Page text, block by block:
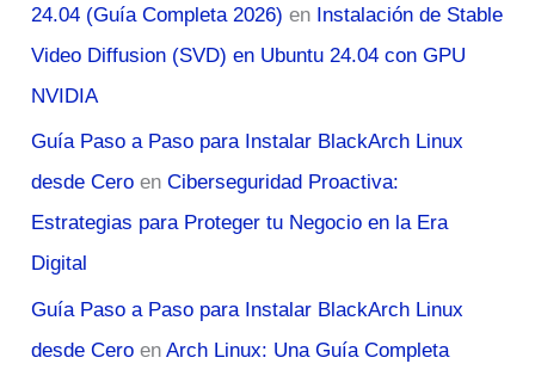
24.04 (Guía Completa 2026) en Instalación de Stable
Video Diffusion (SVD) en Ubuntu 24.04 con GPU
NVIDIA
Guía Paso a Paso para Instalar BlackArch Linux
desde Cero enCiberseguridad Proactiva:
Estrategias para Proteger tu Negocio en la Era
Digital
Guía Paso a Paso para Instalar BlackArch Linux
desde Cero enArch Linux: Una Guía Completa